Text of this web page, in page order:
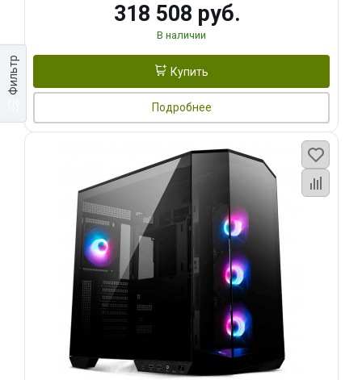
Фильтр
318 508 руб.
В наличии
Купить
Подробнее